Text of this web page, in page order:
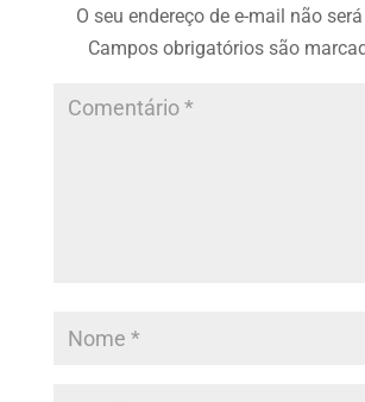
O seu endereço de e-mail não
Campos obrigatórios são